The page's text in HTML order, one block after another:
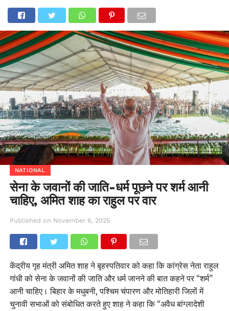
NATIONAL
सेना के जवानों की जाति-धर्म पूछने पर शर्म आनी
चाहिए, अमित शाह का राहुल पर वार
Published on November 6, 2025
केंद्रीय गृह मंत्री अमित शाह ने बृहस्पतिवार को कहा कि कांग्रेस नेता राहुल
गांधी को सेना के जवानों की जाति और धर्म जानने की बात कहने पर ‘‘शर्म’’
आनी चाहिए। बिहार के मधुबनी, पश्चिम चंपारण और मोतिहारी जिलों में
चुनावी सभाओं को संबोधित करते हुए शाह ने कहा कि ‘‘अवैध बांग्लादेशी